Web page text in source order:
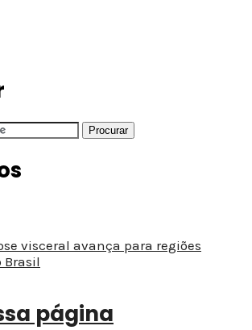
visceral avança para regiões
Brasil
página